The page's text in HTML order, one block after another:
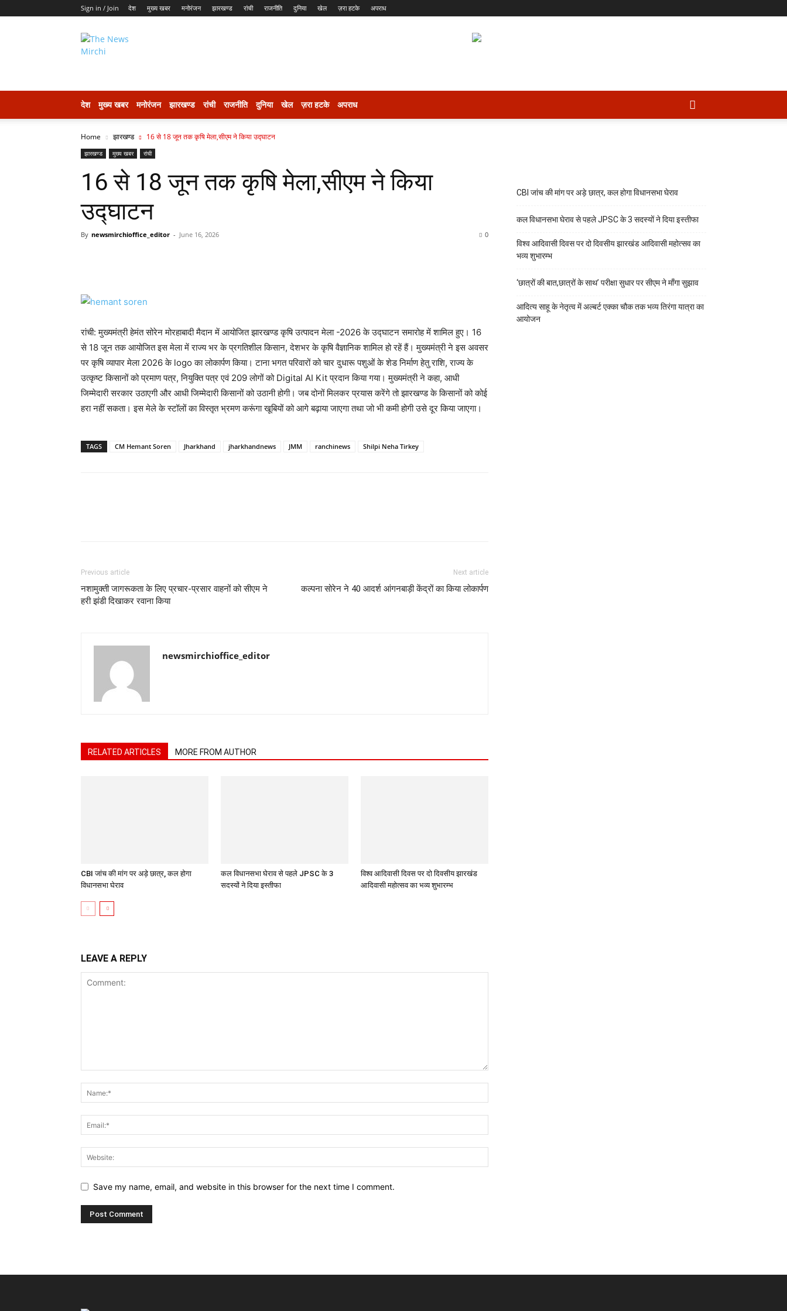
Sign in / Join देश मुख्य खबर मनोरंजन झारखण्ड रांची राजनीति दुनिया खेल ज़रा हटके अपराध
देश मुख्य खबर मनोरंजन झारखण्ड रांची राजनीति दुनिया खेल ज़रा हटके अपराध
Home झारखण्ड 16 से 18 जून तक कृषि मेला,सीएम ने किया उद्घाटन
झारखण्ड मुख्य खबर रांची
16 से 18 जून तक कृषि मेला,सीएम ने किया
उद्घाटन
By newsmirchioffice_editor - June 16, 2026 0
रांची: मुख्यमंत्री हेमंत सोरेन मोरहाबादी मैदान में आयोजित झारखण्ड कृषि उत्पादन मेला -2026 के उद्घाटन समारोह में शामिल हुए। 16
से 18 जून तक आयोजित इस मेला में राज्य भर के प्रगतिशील किसान, देशभर के कृषि वैज्ञानिक शामिल हो रहें हैं। मुख्यमंत्री ने इस अवसर
पर कृषि व्यापार मेला 2026 के logo का लोकार्पण किया। टाना भगत परिवारों को चार दुधारू पशुओं के शेड निर्माण हेतु राशि, राज्य के
उत्कृष्ट किसानों को प्रमाण पत्र, नियुक्ति पत्र एवं 209 लोगों को Digital AI Kit प्रदान किया गया। मुख्यमंत्री ने कहा, आधी
जिम्मेदारी सरकार उठाएगी और आधी जिम्मेदारी किसानों को उठानी होगी। जब दोनों मिलकर प्रयास करेंगे तो झारखण्ड के किसानों को कोई
हरा नहीं सकता। इस मेले के स्टॉलों का विस्तृत भ्रमण करूंगा खूबियों को आगे बढ़ाया जाएगा तथा जो भी कमी होगी उसे दूर किया जाएगा।
TAGS CM Hemant Soren Jharkhand jharkhandnews JMM ranchinews Shilpi Neha Tirkey
Previous article
नशामुक्ती जागरूकता के लिए प्रचार-प्रसार वाहनों को सीएम ने
हरी झंडी दिखाकर रवाना किया
Next article
कल्पना सोरेन ने 40 आदर्श आंगनबाड़ी केंद्रों का किया लोकार्पण
newsmirchioffice_editor
RELATED ARTICLES MORE FROM AUTHOR
CBI जांच की मांग पर अड़े छात्र, कल होगा
विधानसभा घेराव
कल विधानसभा घेराव से पहले JPSC के 3
सदस्यों ने दिया इस्तीफा
विश्व आदिवासी दिवस पर दो दिवसीय झारखंड
आदिवासी महोत्सव का भव्य शुभारम्भ
LEAVE A REPLY
Save my name, email, and website in this browser for the next time I comment.
CBI जांच की मांग पर अड़े छात्र, कल होगा विधानसभा घेराव
कल विधानसभा घेराव से पहले JPSC के 3 सदस्यों ने दिया इस्तीफा
विश्व आदिवासी दिवस पर दो दिवसीय झारखंड आदिवासी महोत्सव का
भव्य शुभारम्भ
‘छात्रों की बात,छात्रों के साथ’ परीक्षा सुधार पर सीएम ने माँगा सुझाव
आदित्य साहू के नेतृत्व में अल्बर्ट एक्का चौक तक भव्य तिरंगा यात्रा का
आयोजन